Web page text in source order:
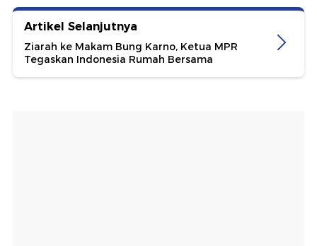
Artikel Selanjutnya
Ziarah ke Makam Bung Karno, Ketua MPR
Tegaskan Indonesia Rumah Bersama